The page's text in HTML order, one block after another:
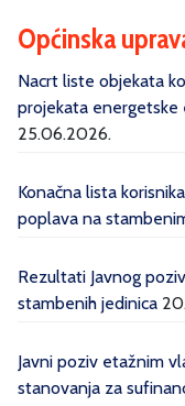
Općinska
Nacrt liste objekata
projekata energetske
25.06.2026.
Konačna lista
poplava na
Rezultati Javnog
stambenih jedinica
Javni poziv etažnim
stanovanja za